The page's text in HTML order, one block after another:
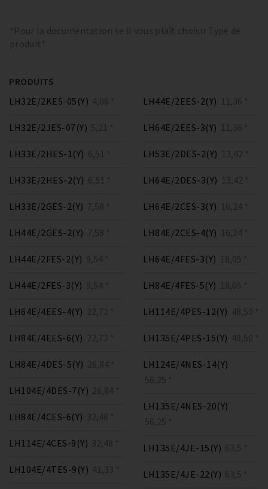
*Pour la documentation se il vous plaît choisir Type de
produit*
PRODUITS
LH32E/2KES-05(Y) 4,06 *
LH32E/2JES-07(Y) 5,21 *
LH33E/2HES-1(Y) 6,51 *
LH33E/2HES-2(Y) 6,51 *
LH33E/2GES-2(Y) 7,58 *
LH44E/2GES-2(Y) 7,58 *
LH44E/2FES-2(Y) 9,54 *
LH44E/2FES-3(Y) 9,54 *
LH44E/2EES-2(Y) 11,36 *
LH64E/2EES-3(Y) 11,36 *
LH53E/2DES-2(Y) 13,42 *
LH64E/2DES-3(Y) 13,42 *
LH64E/2CES-3(Y) 16,24 *
LH84E/2CES-4(Y) 16,24 *
LH64E/4FES-3(Y) 18,05 *
LH84E/4FES-5(Y) 18,05 *
LH64E/4EES-4(Y) 22,72 *
LH84E/4EES-6(Y) 22,72 *
LH84E/4DES-5(Y) 26,84 *
LH104E/4DES-7(Y) 26,84 *
LH84E/4CES-6(Y) 32,48 *
LH114E/4CES-9(Y) 32,48 *
LH104E/4TES-9(Y) 41,33 *
LH114E/4PES-12(Y) 48,50 *
LH135E/4PES-15(Y) 48,50 *
LH124E/4NES-14(Y)
56,25 *
LH135E/4NES-20(Y)
56,25 *
LH135E/4JE-15(Y) 63,5 *
LH135E/4JE-22(Y) 63,5 *